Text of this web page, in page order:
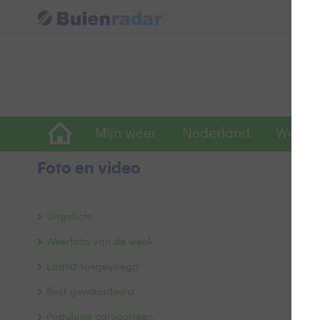
Mijn weer Nederland
Foto en video
Uitgelicht
Weerfoto van de week
Laatst toegevoegd
Best gewaardeerd
Populaire categorieën